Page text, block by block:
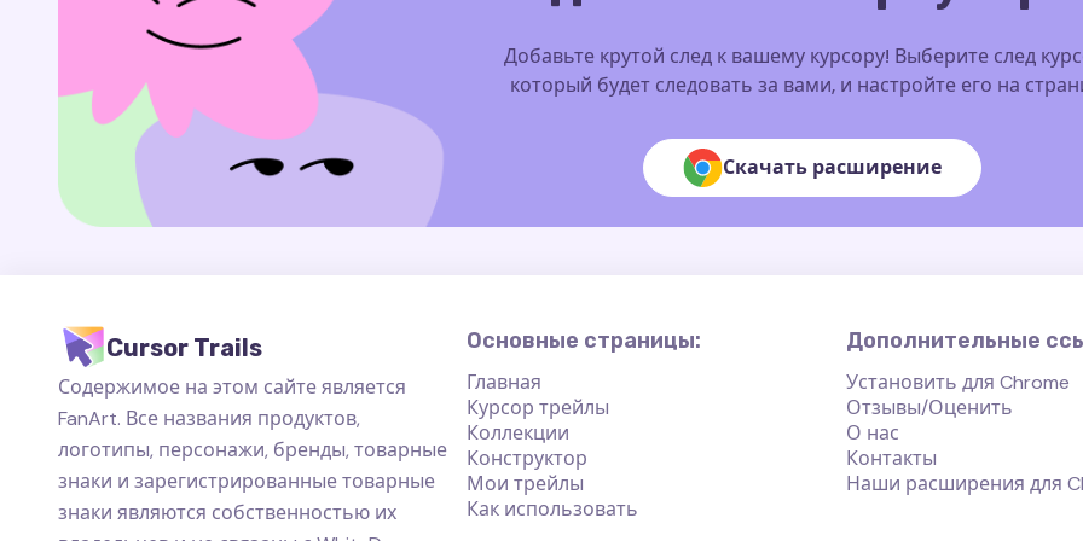
Добавьте крутой след к вашему курсору! Выберите след
который будет следовать за вами, и настройте его на
Скачать расширение
Cursor Trails
Содержимое на этом сайте является
FanArt. Все названия продуктов,
логотипы, персонажи, бренды, товарные
знаки и зарегистрированные товарные
знаки являются собственностью их
Основные страницы:
Главная
Курсор трейлы
Коллекции
Конструктор
Мои трейлы
Как использовать
Дополнительные
Установить для Chrome
Отзывы/Оценить
О нас
Контакты
Наши расширения для